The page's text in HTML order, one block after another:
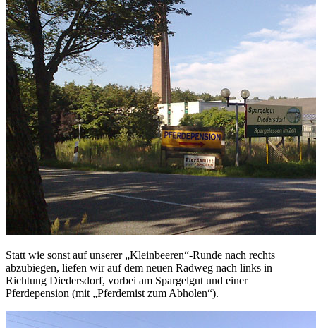
Statt wie sonst auf unserer „Kleinbeeren“-Runde nach rechts
abzubiegen, liefen wir auf dem neuen Radweg nach links in
Richtung Diedersdorf, vorbei am Spargelgut und einer
Pferdepension (mit „Pferdemist zum Abholen“).